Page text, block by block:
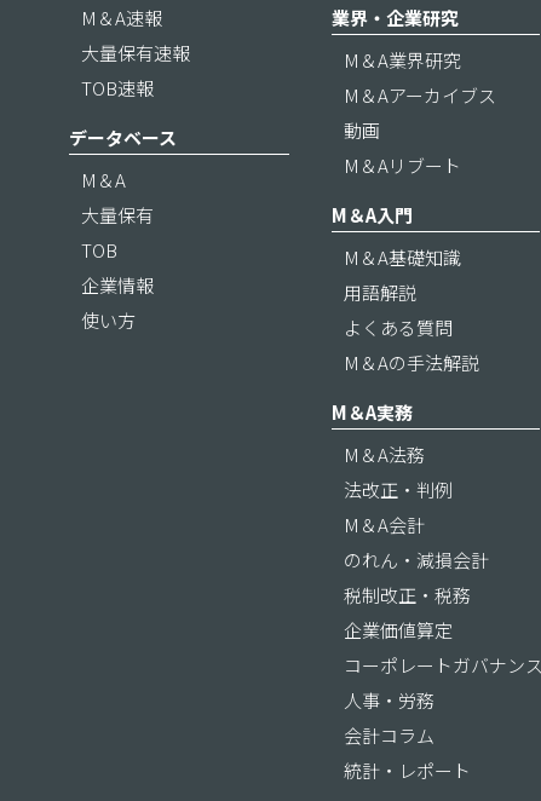
M＆A速報
大量保有速報
TOB速報
データベース
M＆A
大量保有
TOB
企業情報
使い方
業界・企業研究
M＆A業界研究
M＆Aアーカイブス
動画
M＆Aリブート
M＆A入門
M＆A基礎知識
用語解説
よくある質問
M＆Aの手法解説
M＆A実務
M＆A法務
法改正・判例
M＆A会計
のれん・減損会計
税制改正・税務
企業価値算定
コーポレートガバナンス
人事・労務
会計コラム
統計・レポート